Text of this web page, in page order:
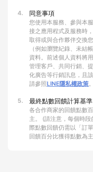
4. 同意事項
您使用本服務、參與本
接之應用程式及服務時
取得或與合作夥伴交換
（例如瀏覽紀錄、未結
資料。前述個人資料將
管理客戶、共同行銷、
化廣告等行銷訊息，且
請參照LINE隱私權政策。
5. 最終點數回饋計算基準
各合作商家的回饋點數
主。 (請注意，每個時
際點數回饋仍需以「訂
回饋百分比獲得點數為主